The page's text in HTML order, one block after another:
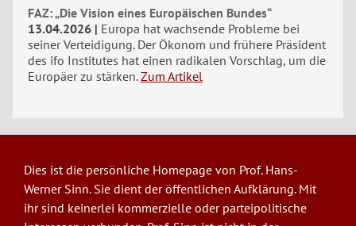
FAZ: „Die Vision eines Europäischen Bundes“
13.04.2026
Europa hat wachsende Probleme bei
seiner Verteidigung. Der Ökonom und frühere Präsident
des ifo Institutes hat einen radikalen Vorschlag, um die
Europäer zu stärken. Zum Artikel
Dies ist die persönliche Homepage von Prof. Hans-
Werner Sinn. Sie dient der öffentlichen Aufklärung. Mit
ihr sind keinerlei kommerzielle oder parteipolitische